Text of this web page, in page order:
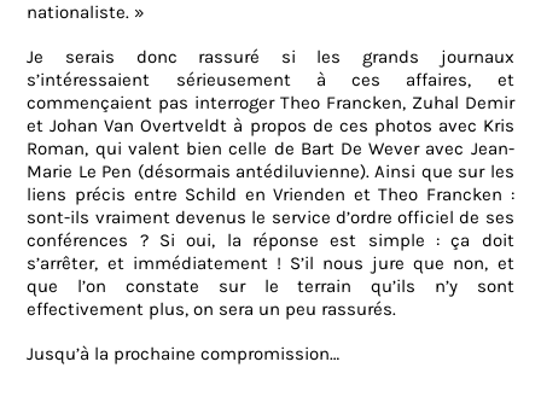
nationaliste. »
Je serais donc rassuré si les grands journaux
s’intéressaient sérieusement à ces affaires, et
commençaient pas interroger Theo Francken, Zuhal Demir
et Johan Van Overtveldt à propos de ces photos avec Kris
Roman, qui valent bien celle de Bart De Wever avec Jean-
Marie Le Pen (désormais antédiluvienne). Ainsi que sur les
liens précis entre Schild en Vrienden et Theo Francken :
sont-ils vraiment devenus le service d’ordre officiel de ses
conférences ? Si oui, la réponse est simple : ça doit
s’arrêter, et immédiatement ! S’il nous jure que non, et
que l’on constate sur le terrain qu’ils n’y sont
effectivement plus, on sera un peu rassurés.
Jusqu’à la prochaine compromission…